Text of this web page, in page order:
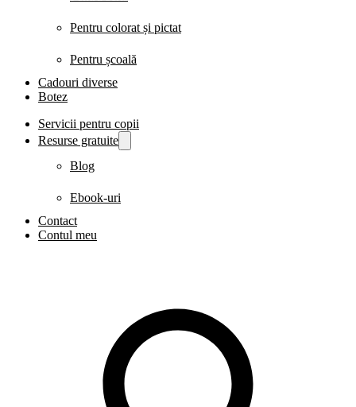
Pentru colorat și pictat
Pentru școală
Cadouri diverse
Botez
Servicii pentru copii
Resurse gratuite
Blog
Ebook-uri
Contact
Contul meu